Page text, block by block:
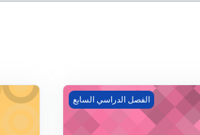
مناهج البحث العلمي
الفصل الدراسي السابع